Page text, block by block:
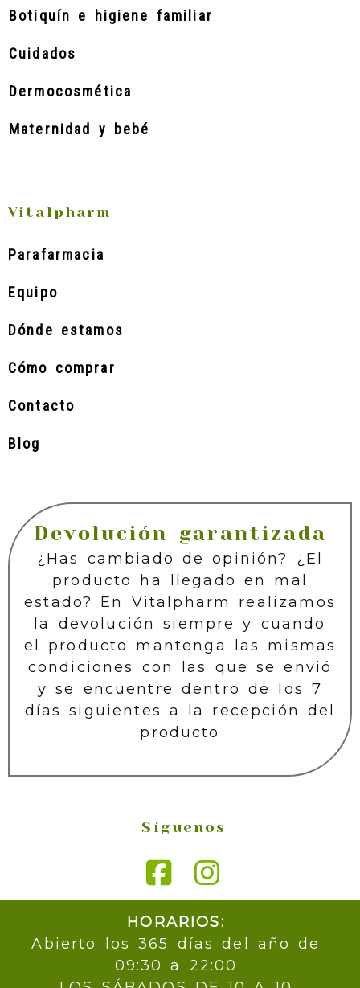
Botiquín e higiene familiar
Cuidados
Dermocosmética
Maternidad y bebé
Vitalpharm
Parafarmacia
Equipo
Dónde estamos
Cómo comprar
Contacto
Blog
Devolución garantizada
¿Has cambiado de opinión? ¿El
producto ha llegado en mal
estado? En Vitalpharm realizamos
la devolución siempre y cuando
el producto mantenga las mismas
condiciones con las que se envió
y se encuentre dentro de los 7
días siguientes a la recepción del
producto
Síguenos
HORARIOS:
Abierto los 365 días del año de
09:30 a 22:00